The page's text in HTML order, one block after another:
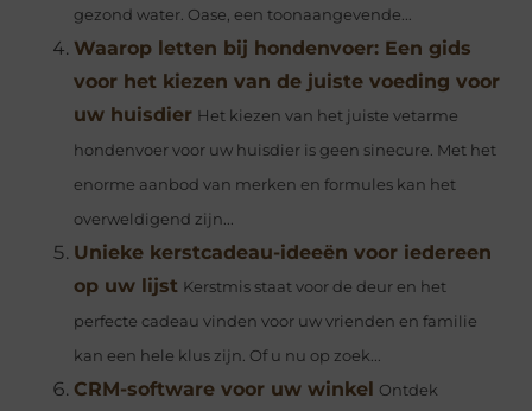
gezond water. Oase, een toonaangevende...
Waarop letten bij hondenvoer: Een gids
voor het kiezen van de juiste voeding voor
uw huisdier Het kiezen van het juiste vetarme
hondenvoer voor uw huisdier is geen sinecure. Met het
enorme aanbod van merken en formules kan het
overweldigend zijn...
Unieke kerstcadeau-ideeën voor iedereen
op uw lijst Kerstmis staat voor de deur en het
perfecte cadeau vinden voor uw vrienden en familie
kan een hele klus zijn. Of u nu op zoek...
CRM-software voor uw winkel Ontdek